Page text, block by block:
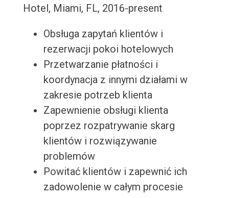
Hotel, Miami, FL, 2016-present
Obsługa zapytań klientów i
rezerwacji pokoi hotelowych
Przetwarzanie płatności i
koordynacja z innymi działami w
zakresie potrzeb klienta
Zapewnienie obsługi klienta
poprzez rozpatrywanie skarg
klientów i rozwiązywanie
problemów
Powitać klientów i zapewnić ich
zadowolenie w całym procesie